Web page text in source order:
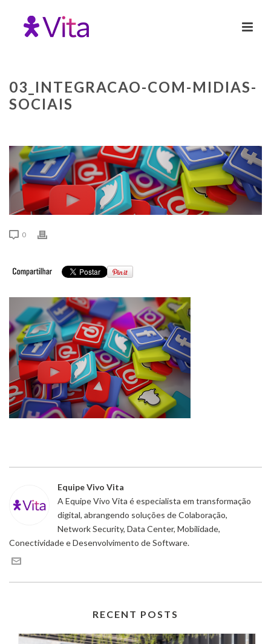
03_INTEGRACAO-COM-MIDIAS-
SOCIAIS
0
Equipe Vivo Vita
A Equipe Vivo Vita é especialista em transformação
digital, abrangendo soluções de Colaboração,
Network Security, Data Center, Mobilidade,
Conectividade e Desenvolvimento de Software.
RECENT POSTS